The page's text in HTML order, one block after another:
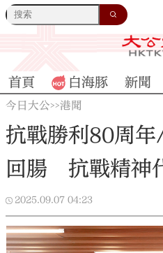
首頁 白海豚 新聞
今日大公>>港聞
抗戰勝利80周
回腸 抗戰精神
2025.09.07 04:23